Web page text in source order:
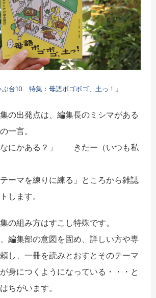
ぶ台10 特集：母語ボゴボゴ、土っ！』
の出発点は、編集長のミシマがある
一言。
なにかある？」 きたー（いつも私
ーマを練りに練る」ところから雑誌
します。
の組み方はすこし特殊です。
編集部の意図を固め、詳しい方や専
し、一冊を読みとおすとそのテーマ
身につくようになっている・・・と
ちがいます。